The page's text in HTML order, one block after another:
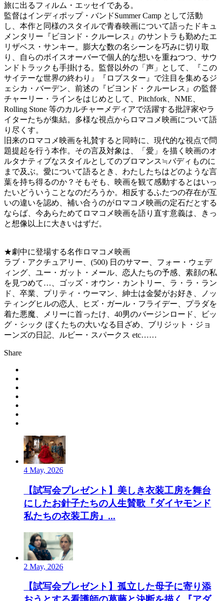
旅に出るフィルム・エッセイである。
監督はインディポップ・バンドSummer Camp として活動
し、本作と同様のスタイルで青春映画について語ったドキュ
メンタリー『ビヨンド・クルーレス』のサントラも勤めたエ
リザベス・サンキー。膨大な数の名シーンを巧みに切り取
り、自らのボイスオーバーで個人的な想いを重ねつつ、サウ
ンドトラックも手掛ける。監督以外の「声」として、『この
サイテーな世界の終わり』『ロブスター』で注目を集めるジ
ェシカ・バーデン、前述の『ビヨンド・クルーレス』の監督
チャーリー・ラインをはじめとして、Pitchfork、NME、
Rolling Stone 等のカルチャーメディアで活躍する批評家やラ
イターたちが集結。多様な視点からロマコメ映画について語
り尽くす。
旧来のロマコメ映画を礼賛すると同時に、現代的な視点で問
題提起を行う本作。その言及対象は、「愛」を描く映画のオ
ルタナティブなスタイルとしてのブロマンス≒バディものに
まで及ぶ。愛について語るとき、わたしたちはどのような言
葉を持ち得るのか？そもそも、映画を観て感動するとはいっ
たいどういうことなのだろうか。相反するふたつの存在が互
いの違いを認め、補い合うのがロマコメ映画の定石だとする
ならば、今あらためてロマコメ映画を語り直す意義は、きっ
と想像以上に大きいはずだ。
★劇中に登場する名作ロマコメ映画
ラブ・アクチュアリー、(500) 日のサマー、フォー・ウェデ
ィング、ユー・ガット・メール、恋人たちの予感、素顔の私
を見つめて…、ゴッズ・オウン・カントリー、ラ・ラ・ラン
ド、卒業、プリティ・ウーマン、紳士は金髪がお好き、ノッ
ティングヒルの恋人、ヒズ・ガール・フライデー、プラダを
着た悪魔、メリーに首ったけ、40男のバージンロード、ビッ
グ・シック ぼくたちの大いなる目ざめ、ブリジット・ジョ
ーンズの日記、ルビー・スパークス etc……
Share
4 May, 2026
【試写会プレゼント】美しき衣装工房を舞台
にしたお針子たちの人生賛歌『ダイヤモンド
私たちの衣装工房』...
2 May, 2026
【試写会プレゼント】孤立した母子に寄り添